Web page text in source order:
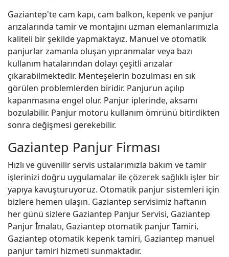
Gaziantep'te cam kapı, cam balkon, kepenk ve panjur
arızalarında tamir ve montajını uzman elemanlarımızla
kaliteli bir şekilde yapmaktayız. Manuel ve otomatik
panjurlar zamanla oluşan yıpranmalar veya bazı
kullanım hatalarından dolayı çeşitli arızalar
çıkarabilmektedir. Menteşelerin bozulması en sık
görülen problemlerden biridir. Panjurun açılıp
kapanmasına engel olur. Panjur iplerinde, aksamı
bozulabilir. Panjur motoru kullanım ömrünü bitirdikten
sonra değişmesi gerekebilir.
Gaziantep Panjur Firması
Hızlı ve güvenilir servis ustalarımızla bakım ve tamir
işlerinizi doğru uygulamalar ile çözerek sağlıklı işler bir
yapıya kavuşturuyoruz. Otomatik panjur sistemleri için
bizlere hemen ulaşın. Gaziantep servisimiz haftanın
her günü sizlere Gaziantep Panjur Servisi, Gaziantep
Panjur İmalatı, Gaziantep otomatik panjur Tamiri,
Gaziantep otomatik kepenk tamiri, Gaziantep manuel
panjur tamiri hizmeti sunmaktadır.